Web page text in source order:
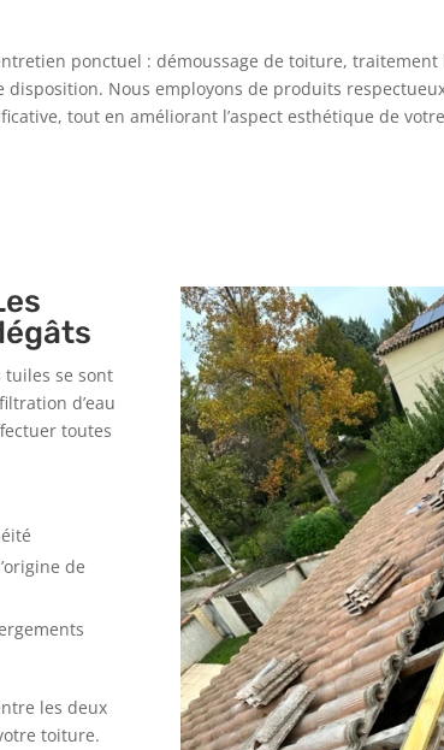
ponctuel : démoussage de toiture,
disposition. Nous employons de produits
tout en améliorant l’aspect esthétique de
tuiles se sont
d’eau
toutes
de
les deux
toiture.